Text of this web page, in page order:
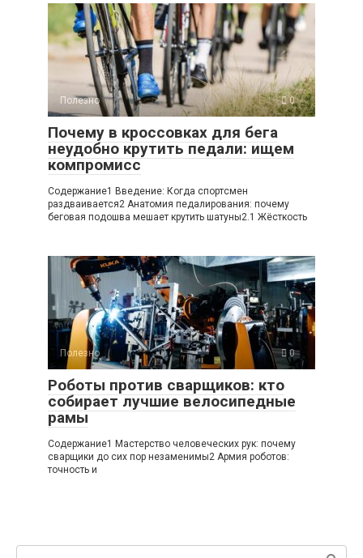
Полезно 0
Почему в кроссовках для бега
неудобно крутить педали: ищем
компромисс
Содержание1 Введение: Когда спортсмен
раздваивается2 Анатомия педалирования: почему
беговая подошва мешает крутить шатуны2.1 Жёсткость
Полезно 0
Роботы против сварщиков: кто
собирает лучшие велосипедные
рамы
Содержание1 Мастерство человеческих рук: почему
сварщики до сих пор незаменимы2 Армия роботов:
точность и